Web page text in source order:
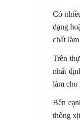
Có
dạng
chất
Trên
nhất
làm cho
Bên
thống